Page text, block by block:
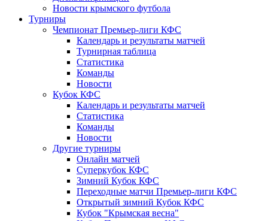
Новости крымского футбола
Турниры
Чемпионат Премьер-лиги КФС
Календарь и результаты матчей
Турнирная таблица
Статистика
Команды
Новости
Кубок КФС
Календарь и результаты матчей
Статистика
Команды
Новости
Другие турниры
Онлайн матчей
Суперкубок КФС
Зимний Кубок КФС
Переходные матчи Премьер-лиги КФС
Открытый зимний Кубок КФС
Кубок "Крымская весна"